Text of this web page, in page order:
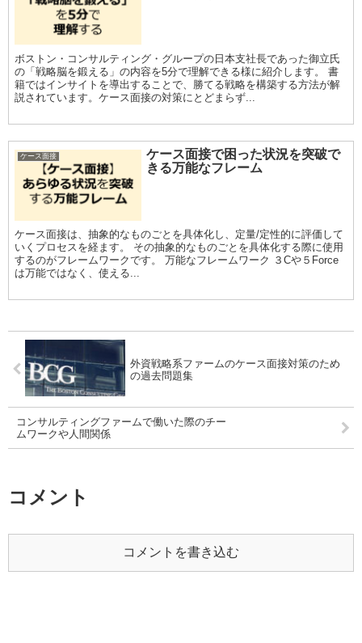
ボストン・コンサルティング・グループの日本支社長であった御立氏
の「戦略脳を鍛える」の内容を5分で理解できる様に紹介します。 書
籍ではインサイトを導出することで、勝てる戦略を構築する方法が解
説されています。ケース面接の対策にとどまらず...
ケース面接
ケース面接で困った状況を突破で
きる万能なフレーム
ケース面接は、抽象的なものごとを具体化し、定量/定性的に評価して
いくプロセスを経ます。 その抽象的なものごとを具体化する際に使用
するのがフレームワークです。 万能なフレームワーク ３Cや５Force
は万能ではなく、使える...
外資戦略系ファームのケース面接対策のため
の過去問題集
コンサルティングファームで働いた際のチー
ムワークや人間関係
コメント
コメントを書き込む